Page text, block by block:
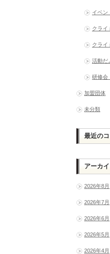
イベン
クライ
クライ
活動だ
研修会
加盟団体
未分類
最近の
アーカ
2026年8月
2026年7月
2026年6月
2026年5月
2026年4月